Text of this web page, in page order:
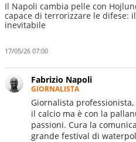
Il Napoli cambia pelle con
capace di terrorizzare le difese:
inevitabile
17/05/26 07:00
Fabrizio Napoli
GIORNALISTA
Giornalista
il calcio ma è con la
passioni. Cura la
grande festival di